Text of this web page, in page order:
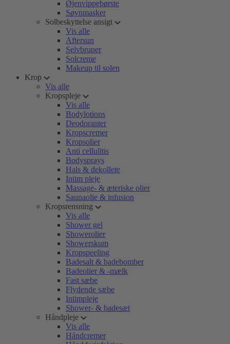
Øjenvippebørste
Søvnmasker
Solbeskyttelse ansigt
Vis alle
Aftersun
Selvbruner
Solcreme
Makeup til solen
Krop
Vis alle
Kropspleje
Vis alle
Bodylotions
Deodoranter
Kropscremer
Kropsolier
Anti cellulitis
Bodysprays
Hals & dekollete
Intim pleje
Massage- & æteriske olier
Saunaolie & infusion
Kropsrensning
Vis alle
Shower gel
Showerolier
Showerskum
Kropspeeling
Badesalt & badebomber
Badeolier & -mælk
Fast sæbe
Flydende sæbe
Intimpleje
Shower- & badesæt
Håndpleje
Vis alle
Håndcremer